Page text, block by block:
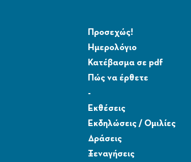
Προσεχώς!
Ημερολόγιο
Κατέβασμα σε pdf
Πώς να έρθετε
-
Εκθέσεις
Εκδηλώσεις / Ομιλίες
Δράσεις
Ξεναγήσεις